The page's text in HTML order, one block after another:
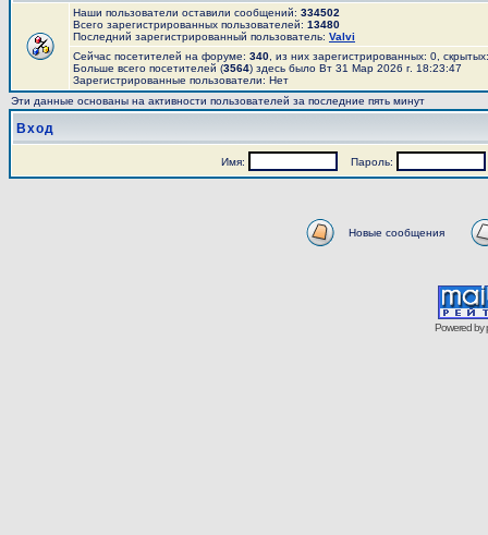
Наши пользователи оставили сообщений: 334502
Всего зарегистрированных пользователей: 13480
Последний зарегистрированный пользователь: Valvi
Сейчас посетителей на форуме: 340 , из них зарегистрированных: 0,
Больше всего посетителей (3564) здесь было Вт 31 Мар 2026 г. 18:23:47
Зарегистрированные пользователи: Нет
Эти данные основаны на активности пользователей за последние пять минут
Вход
Имя: Пароль:
Новые сообщения
Powered by